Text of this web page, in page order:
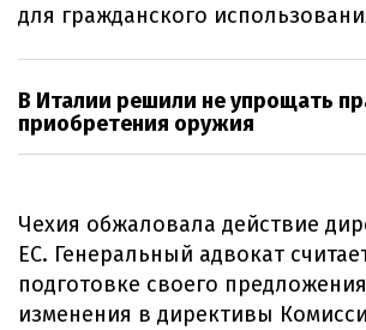
для гражданского
В Италии решили не упрощать
приобретения оружия
Чехия обжаловала действие
ЕС. Генеральный адвокат
подготовке своего
изменения в директивы